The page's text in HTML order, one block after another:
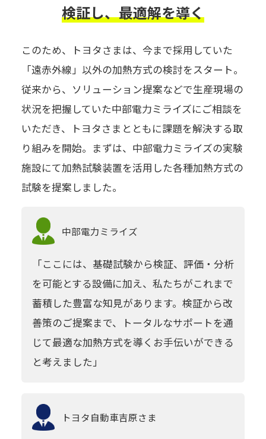
検証し、最適解を導く
このため、トヨタさまは、今まで採用していた
「遠赤外線」以外の加熱方式の検討をスタート。
従来から、ソリューション提案などで生産現場の
状況を把握していた中部電力ミライズにご相談を
いただき、トヨタさまとともに課題を解決する取
り組みを開始。まずは、中部電力ミライズの実験
施設にて加熱試験装置を活用した各種加熱方式の
試験を提案しました。
中部電力ミライズ
「ここには、基礎試験から検証、評価・分析
を可能とする設備に加え、私たちがこれまで
蓄積した豊富な知見があります。検証から改
善策のご提案まで、トータルなサポートを通
じて最適な加熱方式を導くお手伝いができる
と考えました」
トヨタ自動車吉原さま